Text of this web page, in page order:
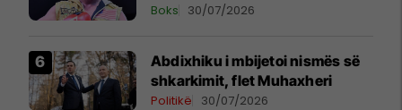
Boks 30/07/2026
Abdixhiku i mbijetoi nismës së
shkarkimit, flet Muhaxheri
Politikë 30/07/2026